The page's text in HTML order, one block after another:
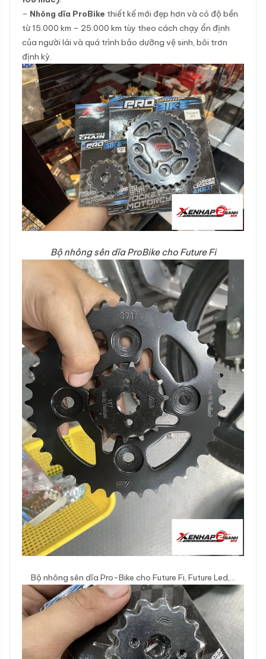
– Nhông dĩa ProBike thiết kế mới đẹp hơn và có độ bền
từ 15.000 km – 25.000 km tùy theo cách chạy ổn định
của người lái và quá trình bảo dưỡng vệ sinh, bôi trơn
định kỳ.
Bộ nhông sên dĩa ProBike cho Future Fi
Bộ nhông sên dĩa Pro-Bike cho Future Fi, Future Led,…